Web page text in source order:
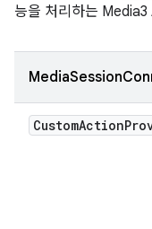
능을 처리하는
CustomAction